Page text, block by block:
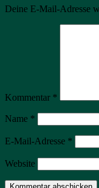
Deine E-Mail-Adresse
Kommentar *
Name *
E-Mail-Adresse *
Website